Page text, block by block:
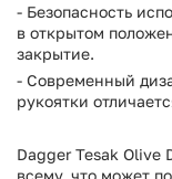
- Безопасность
в открытом
закрытие.
- Современный
рукоятки
Dagger Tesak Olive
всему, что может